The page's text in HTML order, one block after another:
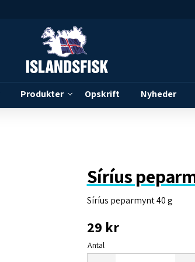
Produkter Opskrift Nyheder
Síríus
Síríus peparmynt 40 g
29 kr
Antal